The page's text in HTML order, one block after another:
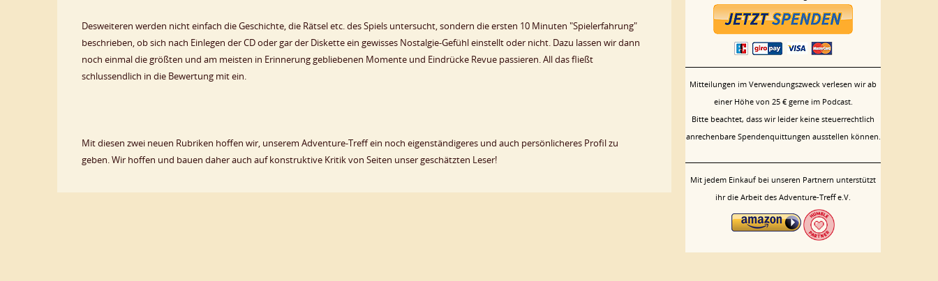
Desweiteren werden nicht einfach die Geschichte, die Rätsel etc. des Spiels untersucht, sondern die ersten 10 Minuten "Spielerfahrung"
beschrieben, ob sich nach Einlegen der CD oder gar der Diskette ein gewisses Nostalgie-Gefühl einstellt oder nicht. Dazu lassen wir dann
noch einmal die größten und am meisten in Erinnerung gebliebenen Momente und Eindrücke Revue passieren. All das fließt
schlussendlich in die Bewertung mit ein.
Mit diesen zwei neuen Rubriken hoffen wir, unserem Adventure-Treff ein noch eigenständigeres und auch persönlicheres Profil zu
geben. Wir hoffen und bauen daher auch auf konstruktive Kritik von Seiten unser geschätzten Leser!
Mitteilungen im Verwendungszweck verlesen wir ab
einer Höhe von 25 € gerne im Podcast.
Bitte beachtet, dass wir leider keine steuerrechtlich
anrechenbare Spendenquittungen ausstellen können.
Mit jedem Einkauf bei unseren Partnern unterstützt
ihr die Arbeit des Adventure-Treff e.V.